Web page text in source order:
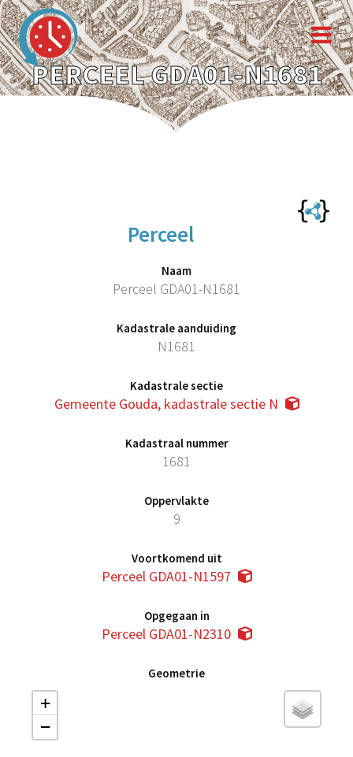
PERCEEL GDA01-N1681
Perceel
Naam
Perceel GDA01-N1681
Kadastrale aanduiding
N1681
Kadastrale sectie
Gemeente Gouda, kadastrale sectie N
Kadastraal nummer
1681
Oppervlakte
9
Voortkomend uit
Perceel GDA01-N1597
Opgegaan in
Perceel GDA01-N2310
Geometrie
+
−